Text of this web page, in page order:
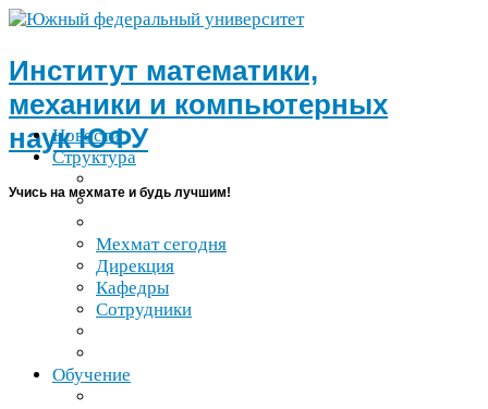
Институт математики,
механики и компьютерных
наукЮФУ
Учись на мехмате и будь лучшим!
Новости
Структура
Мехмат сегодня
Дирекция
Кафедры
Сотрудники
Обучение